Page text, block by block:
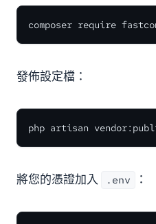
composer require
發佈設定檔：
php artisan
將您的憑證加入 .env ：